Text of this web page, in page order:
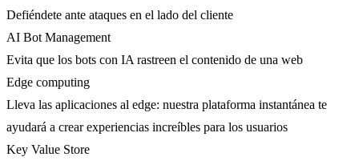
Defiéndete ante ataques en el lado del cliente
AI Bot Management
Evita que los bots con IA rastreen el contenido de una web
Edge computing
Lleva las aplicaciones al edge: nuestra plataforma instantánea te
ayudará a crear experiencias increíbles para los usuarios
Key Value Store